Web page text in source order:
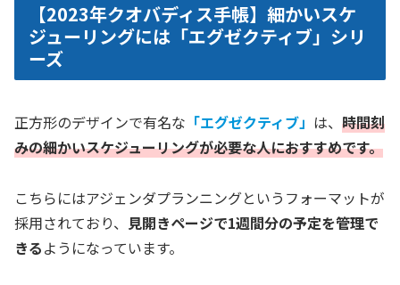
【2023年クオバディス手帳】細かいスケ
ジューリングには「エグゼクティブ」シリ
ーズ
正方形のデザインで有名な 「エグゼクティブ」 は、 時間刻
みの細かいスケジューリングが必要な人におすすめです。
こちらにはアジェンダプランニングというフォーマットが
採用されており、 見開きページで1週間分の予定を管理で
きるようになっています。